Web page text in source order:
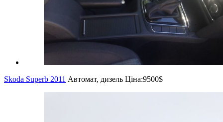
Skoda Superb 2011 Автомат, дизель Ціна:9500$